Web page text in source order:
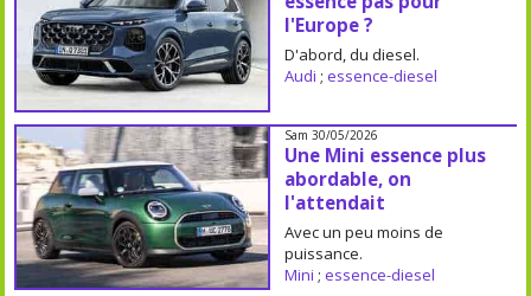
l'Europe ?
D'abord, du diesel.
Audi ; essence-diesel
Sam 30/05/2026
Une Mini essence plus
abordable, on
l'attendait
Avec un peu moins de
puissance.
Mini ; essence-diesel